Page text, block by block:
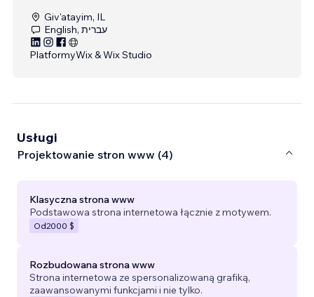
Giv'atayim, IL
English, עברית
PlatformyWix & Wix Studio
Usługi
Projektowanie stron www (4)
Klasyczna strona www
Podstawowa strona internetowa łącznie z motywem.
Od2000 $
Rozbudowana strona www
Strona internetowa ze spersonalizowaną grafiką,
zaawansowanymi funkcjami i nie tylko.